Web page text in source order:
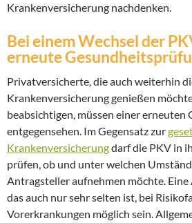
Krankenversicherung nachdenken.
Bei einem Wechsel der
erneute
Privatversicherte, die auch weiterhin
Krankenversicherung genießen
beabsichtigen, müssen einer
entgegensehen. Im Gegensatz zur
Krankenversicherungdarf die PKV in
prüfen, ob und unter welchen
Antragsteller aufnehmen möchte.
das auch nur sehr selten ist, bei
Vorerkrankungen möglich sein.